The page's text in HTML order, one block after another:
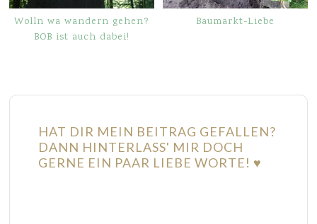
Wolln wa wandern gehen?
BOB ist auch dabei!
Baumarkt-Liebe
HAT DIR MEIN BEITRAG GEFALLEN?
DANN HINTERLASS' MIR DOCH
GERNE EIN PAAR LIEBE WORTE! ♥